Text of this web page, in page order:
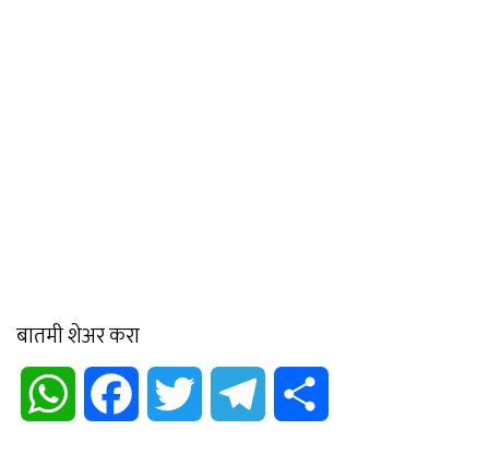
बातमी शेअर करा
WhatsApp Facebook Twitter Telegram